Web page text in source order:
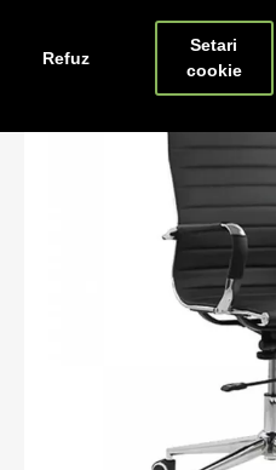
Refuz
Setari
cookie